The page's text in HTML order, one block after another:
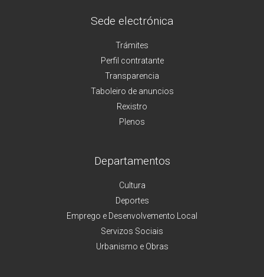
Sede electrónica
Trámites
Perfil contratante
Transparencia
Taboleiro de anuncios
Rexistro
Plenos
Departamentos
Cultura
Deportes
Emprego e Desenvolvemento Local
Servizos Sociais
Urbanismo e Obras